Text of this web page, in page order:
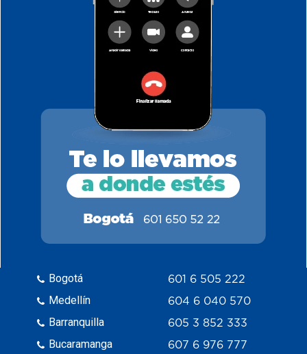
Bogotá
Medellín
Barranquilla
Bucaramanga
601 6 505 222
604 6 040 570
605 3 852 333
607 6 976 777